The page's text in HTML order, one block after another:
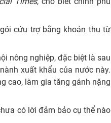
cứu trợ bằng khoản thu từ
nông nghiệp, đặc biệt là sau
xuất khẩu của nước này.
cao, làm gia tăng gánh nặng
có lời đảm bảo cụ thể nào